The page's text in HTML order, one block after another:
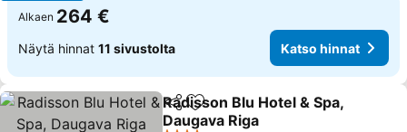
Alkaen 264 €
Näytä hinnat 11 sivustolta Katso hinnat
Jaa Lisää suosikkeihin
Radisson Blu Hotel & Spa,
Daugava Riga